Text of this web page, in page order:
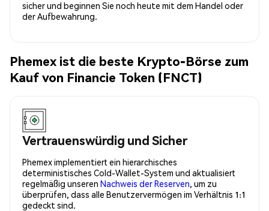
sicher und beginnen Sie noch heute mit dem Handel oder
der Aufbewahrung.
Phemex ist die beste Krypto-Börse zum
Kauf von Financie Token (FNCT)
Vertrauenswürdig und Sicher
Phemex implementiert ein hierarchisches
deterministisches Cold-Wallet-System und aktualisiert
regelmäßig unseren Nachweis der Reserven, um zu
überprüfen, dass alle Benutzervermögen im Verhältnis 1:1
gedeckt sind.